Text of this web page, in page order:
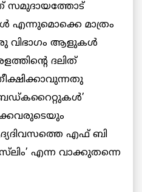
സമുദായത്തോട്
എന്നുമൊക്കെ മാത്രം
വിഭാഗം ആളുകൾ
ദലിത്
എഫ് ബി
എന്ന വാക്കുതന്നെ